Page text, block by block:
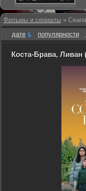
Фильмы и сериалы »
дате
популярности
Коста-Брава, Ливан